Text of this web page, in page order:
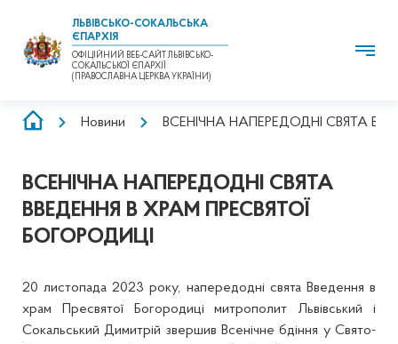
ЛЬВІВСЬКО-СОКАЛЬСЬКА
ЄПАРХІЯ
ОФІЦІЙНИЙ ВЕБ-САЙТ ЛЬВІВСЬКО-
СОКАЛЬСЬКОЇ ЄПАРХІЇ
(ПРАВОСЛАВНА ЦЕРКВА УКРАЇНИ)
РЯДОК
Новини ВСЕНІЧНА НАПЕРЕДОДНІ СВЯТА
ВСЕНІЧНА НАПЕРЕДОДНІ СВЯТА
ВВЕДЕННЯ В ХРАМ ПРЕСВЯТОЇ
БОГОРОДИЦІ
20 листопада 2023 року, напередодні свята Введення в
храм Пресвятої Богородиці митрополит Львівський і
Сокальський Димитрій звершив Всенічне бдіння у Свято-